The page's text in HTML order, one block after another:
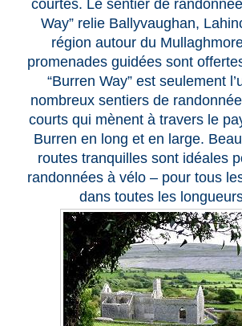
courtes. Le sentier de
Way” relie Ballyvaughan,
région autour du
promenades guidées sont
“Burren Way” est seulement
nombreux sentiers de
courts qui mènent à travers le
Burren en long et en large.
routes tranquilles sont idéales
randonnées à vélo – pour tous
dans toutes les